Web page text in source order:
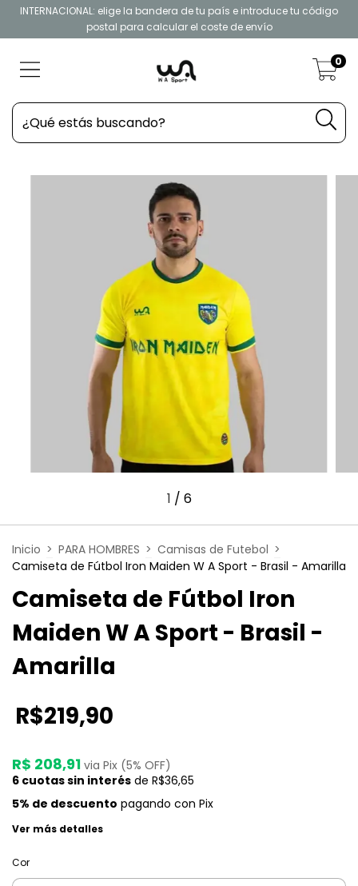
INTERNACIONAL: elige la bandera de tu país e introduce tu código
postal para calcular el coste de envío
0
1 / 6
Inicio > PARA HOMBRES > Camisas de Futebol >
Camiseta de Fútbol Iron Maiden W A Sport - Brasil - Amarilla
Camiseta de Fútbol Iron
Maiden W A Sport - Brasil -
Amarilla
R$219,90
R$ 208,91 via Pix (5% OFF)
6 cuotas sin interés de R$36,65
5% de descuento pagando con Pix
Ver más detalles
Cor